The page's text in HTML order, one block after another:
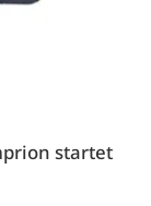
startet